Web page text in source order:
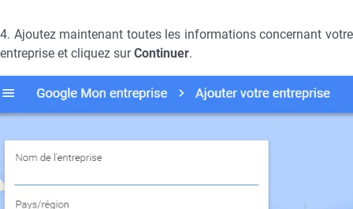
4. Ajoutez maintenant toutes les informations concernant votre
entreprise et cliquez surContinuer.